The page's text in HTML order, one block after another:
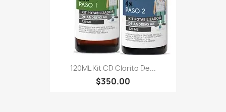
120ML Kit CD Clorito De...
$350.00